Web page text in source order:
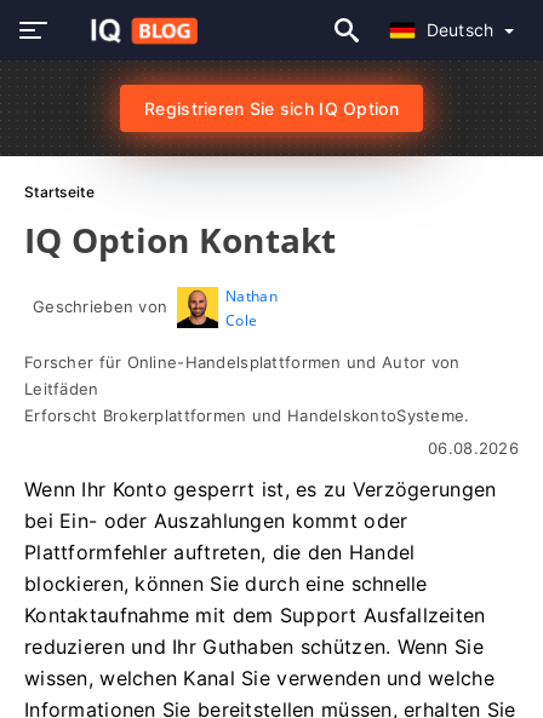
Deutsch
Registrieren Sie sich IQ Option
Startseite
IQ Option Kontakt
Geschrieben von
Nathan
Cole
Forscher für Online-Handelsplattformen und Autor von
Leitfäden
Erforscht Brokerplattformen und HandelskontoSysteme.
06.08.2026
Wenn Ihr Konto gesperrt ist, es zu Verzögerungen
bei Ein- oder Auszahlungen kommt oder
Plattformfehler auftreten, die den Handel
blockieren, können Sie durch eine schnelle
Kontaktaufnahme mit dem Support Ausfallzeiten
reduzieren und Ihr Guthaben schützen. Wenn Sie
wissen, welchen Kanal Sie verwenden und welche
Informationen Sie bereitstellen müssen, erhalten Sie